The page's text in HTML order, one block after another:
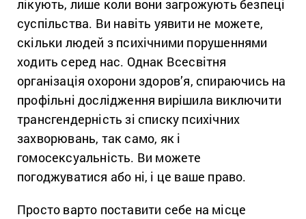
лікують, лише коли вони загрожують безпеці
суспільства. Ви навіть уявити не можете,
скільки людей з психічними порушеннями
ходить серед нас. Однак Всесвітня
організація охорони здоров’я, спираючись на
профільні дослідження вирішила виключити
трансгендерність зі списку психічних
захворювань, так само, як і
гомосексуальність. Ви можете
погоджуватися або ні, і це ваше право.
Просто варто поставити себе на місце